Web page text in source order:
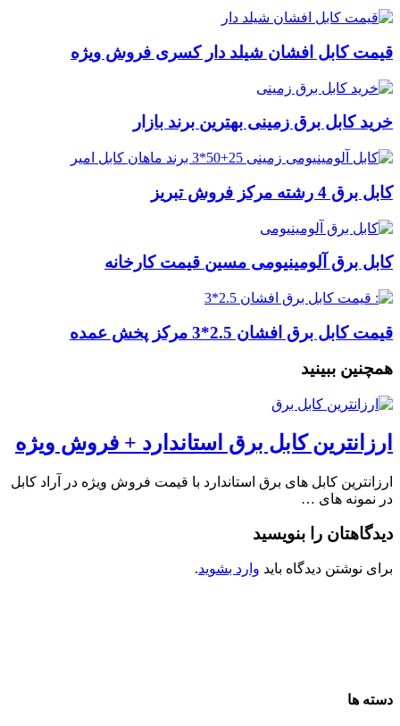
قیمت کابل افشان شیلد دار کسری فروش ویژه
خرید کابل برق زمینی بهترین برند بازار
کابل برق 4 رشته مرکز فروش تبریز
کابل برق آلومینیومی مسین قیمت کارخانه
قیمت کابل برق افشان 2.5*3 مرکز پخش عمده
همچنین ببینید
ارزانترین کابل برق استاندارد + فروش ویژه
ارزانترین کابل های برق استاندارد با قیمت فروش ویژه در آراد کابل
در نمونه های …
دیدگاهتان را بنویسید
برای نوشتن دیدگاه باید وارد بشوید.
دسته ها